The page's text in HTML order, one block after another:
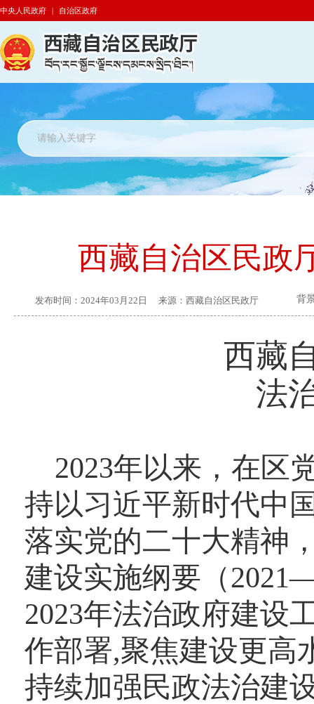
中央人民政府 | 自治区政府
西藏自治区民政
发布时间： 2024年03月22日 来源： 西藏自治区民政厅 背
西藏
法
2023年以来，在区
持以习近平新时代中
落实党的二十大精神
建设实施纲要（
2023年法治政府建设
作部署,聚焦建设更高
持续加强民政法治建